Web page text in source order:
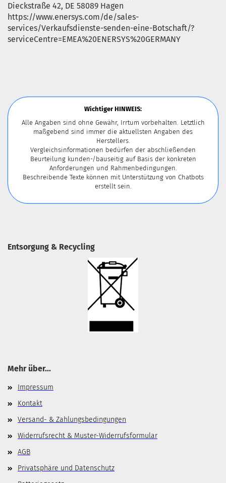
Dieckstraße 42, DE 58089 Hagen
https://www.enersys.com/de/sales-
services/Verkaufsdienste-senden-eine-Botschaft/?
serviceCentre=EMEA%20ENERSYS%20GERMANY
Wichtiger HINWEIS:
Alle Angaben sind ohne Gewähr, Irrtum vorbehalten. Letztlich
maßgebend sind immer die aktuellsten Angaben des
Herstellers.
Vergleichsinformationen bedürfen der abschließenden
Beurteilung kunden-/bauseitig auf Basis der konkreten
Anforderungen und Rahmenbedingungen.
Beschreibende Texte können mit Unterstützung von Chatbots
erstellt sein.
Entsorgung & Recycling
Mehr über...
Impressum
Kontakt
Versand- & Zahlungsbedingungen
Widerrufsrecht & Muster-Widerrufsformular
AGB
Privatsphäre und Datenschutz